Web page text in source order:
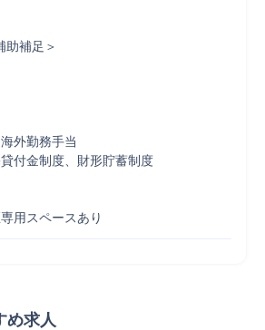
助補足＞
外勤務手当
付金制度、財形貯蓄制度
用スペースあり
め求人